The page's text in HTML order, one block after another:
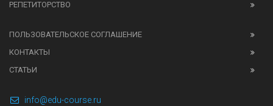
РЕПЕТИТОРСТВО
ПОЛЬЗОВАТЕЛЬСКОЕ СОГЛАШЕНИЕ
КОНТАКТЫ
СТАТЬИ
info@edu-course.ru